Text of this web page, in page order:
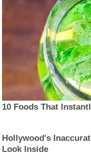
10 Foods That
Hollywood's
Look Inside